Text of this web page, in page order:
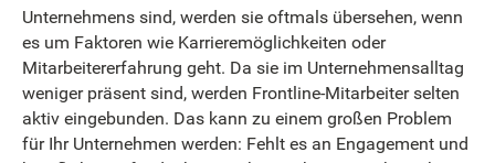
Unternehmens sind, werden sie oftmals übersehen, wenn
es um Faktoren wie Karrieremöglichkeiten oder
Mitarbeitererfahrung geht. Da sie im Unternehmensalltag
weniger präsent sind, werden Frontline-Mitarbeiter selten
aktiv eingebunden. Das kann zu einem großen Problem
für Ihr Unternehmen werden: Fehlt es an Engagement und